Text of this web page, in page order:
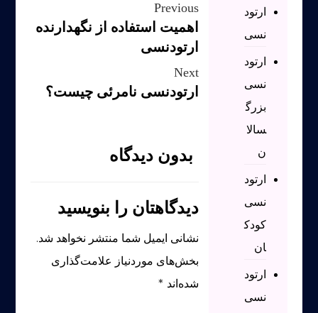
Previous
اهمیت استفاده از نگهدارنده
ارتودنسی
Next
ارتودنسی نامرئی چیست؟
بدون دیدگاه
دیدگاهتان را بنویسید
نشانی ایمیل شما منتشر نخواهد شد.
بخش‌های موردنیاز علامت‌گذاری
شده‌اند *
ارتود
نسی
ارتود
نسی
بزرگ
سالا
ن
ارتود
نسی
کودک
ان
ارتود
نسی